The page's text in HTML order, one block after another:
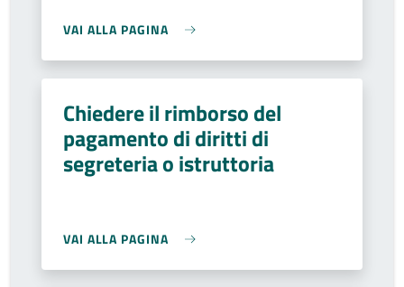
VAI ALLA PAGINA
Chiedere il rimborso del
pagamento di diritti di
segreteria o istruttoria
VAI ALLA PAGINA